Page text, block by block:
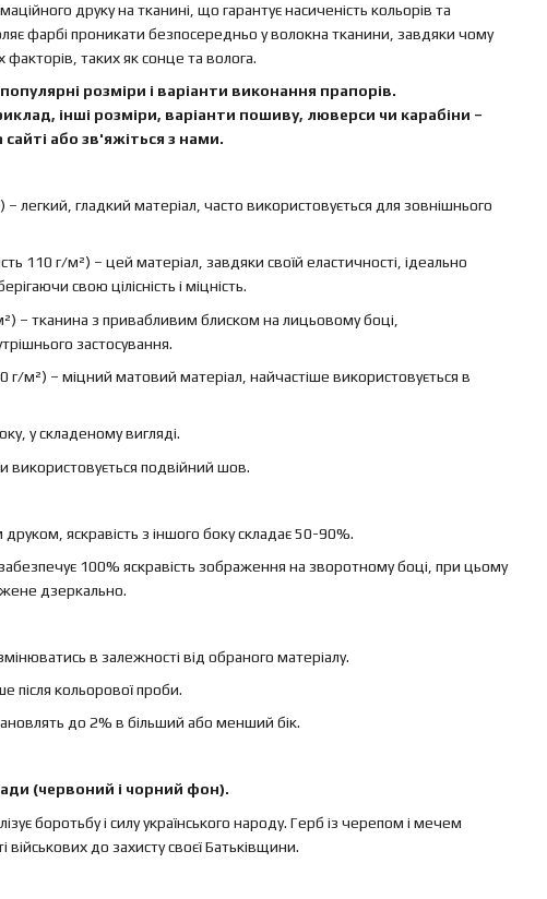
друку на тканині, що гарантує насиченість кольорів та
фарбі проникати безпосередньо у волокна тканини, завдяки чому
таких як сонце та волога.
розміри і варіанти виконання прапорів.
інші розміри, варіанти пошиву, люверси чи карабіни –
або зв'яжіться з нами.
легкий, гладкий матеріал, часто використовується для зовнішнього
110 г/м²) – цей матеріал, завдяки своїй еластичності, ідеально
свою цілісність і міцність.
– тканина з привабливим блиском на лицьовому боці,
застосування.
г/м²) – міцний матовий матеріал, найчастіше використовується в
у складеному вигляді.
використовується подвійний шов.
яскравість з іншого боку складає 50-90%.
100% яскравість зображення на зворотному боці, при цьому
дзеркально.
в залежності від обраного матеріалу.
після кольорової проби.
до 2% в більший або менший бік.
(червоний і чорний фон).
боротьбу і силу українського народу. Герб із черепом і мечем
військових до захисту своєї Батьківщини.